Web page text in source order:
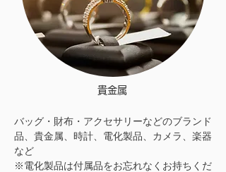
貴金属
バッグ・財布・アクセサリーなどのブランド
品、貴金属、時計、電化製品、カメラ、楽器
など
※電化製品は付属品をお忘れなくお持ちくだ